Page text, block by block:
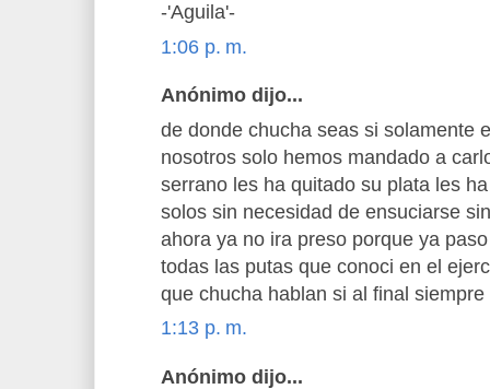
-'Aguila'-
1:06 p. m.
Anónimo dijo...
de donde chucha seas si solamente
nosotros solo hemos mandado a
serrano les ha quitado su plata les
solos sin necesidad de ensuciarse
ahora ya no ira preso porque ya
todas las putas que conoci en el
que chucha hablan si al final
1:13 p. m.
Anónimo dijo...